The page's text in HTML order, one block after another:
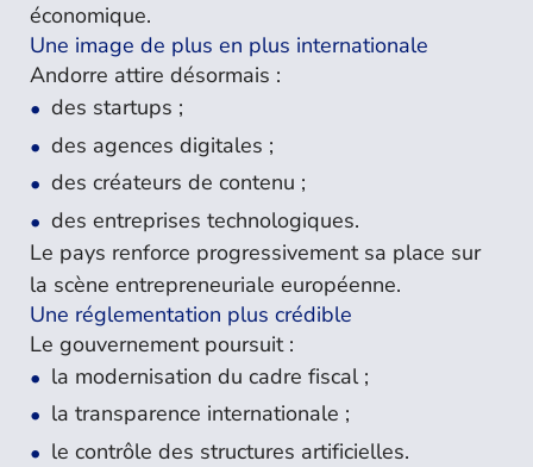
économique.
Une image de plus en plus internationale
Andorre attire désormais :
des startups ;
des agences digitales ;
des créateurs de contenu ;
des entreprises technologiques.
Le pays renforce progressivement sa place sur
la scène entrepreneuriale européenne.
Une réglementation plus crédible
Le gouvernement poursuit :
la modernisation du cadre fiscal ;
la transparence internationale ;
le contrôle des structures artificielles.